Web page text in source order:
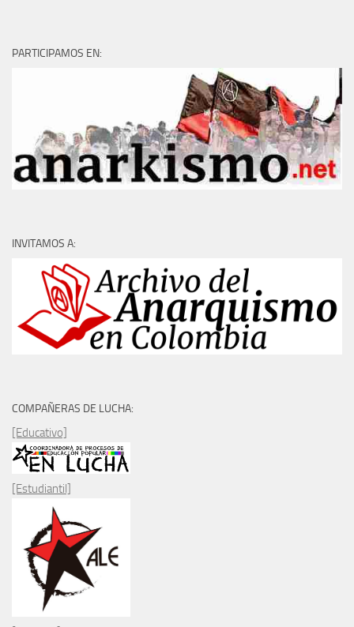
PARTICIPAMOS EN:
INVITAMOS A:
COMPAÑERAS DE LUCHA:
[Educativo]
[Estudiantil]